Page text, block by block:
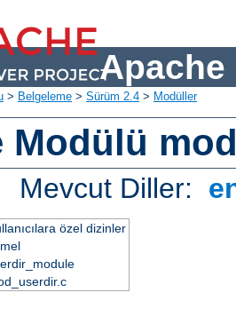
Apache
> Belgeleme > Sürüm 2.4 > Modüller
Modülü
Mevcut Diller:
özel dizinler